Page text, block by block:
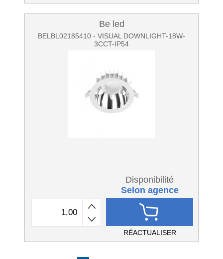
Be led
BELBL02185410 - VISUAL DOWNLIGHT-18W-
3CCT-IP54
Disponibilité
Selon agence
RÉACTUALISER